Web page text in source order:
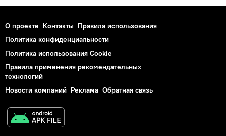
О проекте Контакты Правила использования
Политика конфиденциальности
Политика использования Cookie
Правила применения рекомендательных
технологий
Новости компаний Реклама Обратная связь